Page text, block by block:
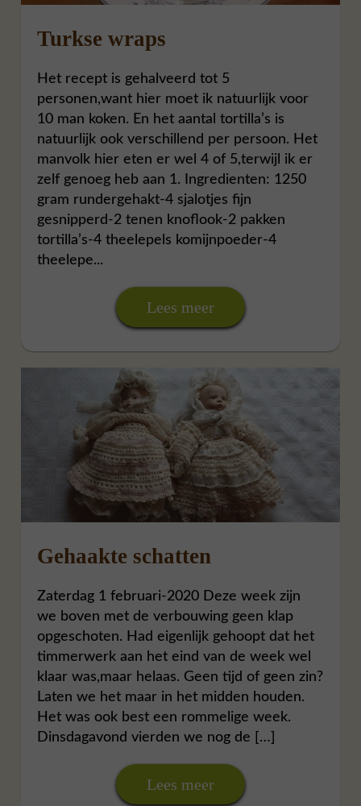
Turkse wraps
Het recept is gehalveerd tot 5
personen,want hier moet ik natuurlijk voor
10 man koken. En het aantal tortilla’s is
natuurlijk ook verschillend per persoon. Het
manvolk hier eten er wel 4 of 5,terwijl ik er
zelf genoeg heb aan 1. Ingredienten: 1250
gram rundergehakt-4 sjalotjes fijn
gesnipperd-2 tenen knoflook-2 pakken
tortilla’s-4 theelepels komijnpoeder-4
theelepe...
Lees meer
Gehaakte schatten
Zaterdag 1 februari-2020 Deze week zijn
we boven met de verbouwing geen klap
opgeschoten. Had eigenlijk gehoopt dat het
timmerwerk aan het eind van de week wel
klaar was,maar helaas. Geen tijd of geen zin?
Laten we het maar in het midden houden.
Het was ook best een rommelige week.
Dinsdagavond vierden we nog de […]
Lees meer